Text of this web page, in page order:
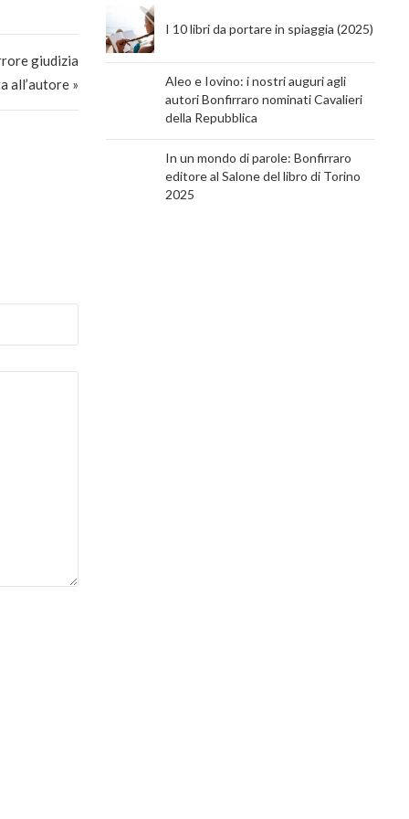
giudizia
all’autore »
I 10 libri da portare in spiaggia (2025)
Aleo e Iovino: i nostri auguri agli
autori Bonfirraro nominati Cavalieri
della Repubblica
In un mondo di parole: Bonfirraro
editore al Salone del libro di Torino
2025